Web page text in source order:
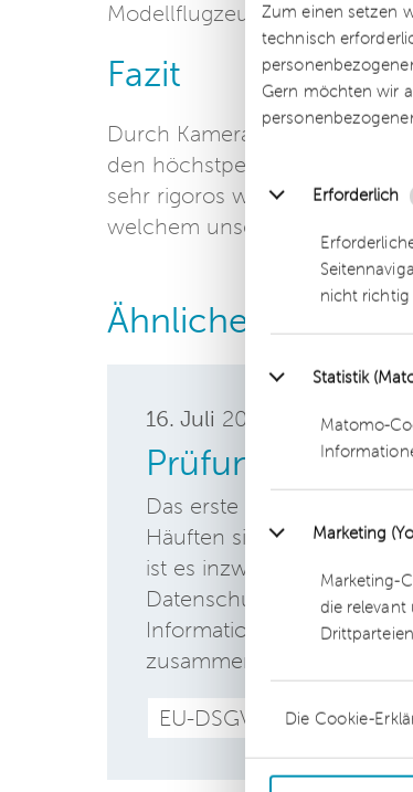
Zum einen setzen
technisch
Gern möchten wir
Erforderlich
nicht richtig
Statistik
Matomo-
Marketing
Marketing-
die
Die Cookie-
Modellflugzeug fliegen zu
Fazit
Durch Kamera-Drohnen
den höchstpersönlichen
sehr rigoros war, so zeigt
welchem unser
Ähnliche Beiträge
16. Juli 2019
Prüfungen der
Das erste Jahr der neuen
Häuften sich mit
ist es inzwischen relativ
Datenschutzbehörden
Informationen zu
zusammengestellt.
EU-DSGVO